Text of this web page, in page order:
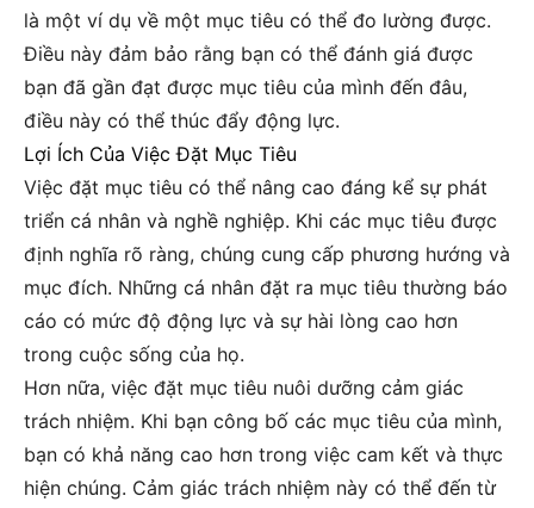
là một ví dụ về một mục tiêu có thể đo lường được.
Điều này đảm bảo rằng bạn có thể đánh giá được
bạn đã gần đạt được mục tiêu của mình đến đâu,
điều này có thể thúc đẩy động lực.
Lợi Ích Của Việc Đặt Mục Tiêu
Việc đặt mục tiêu có thể nâng cao đáng kể sự phát
triển cá nhân và nghề nghiệp. Khi các mục tiêu được
định nghĩa rõ ràng, chúng cung cấp phương hướng và
mục đích. Những cá nhân đặt ra mục tiêu thường báo
cáo có mức độ động lực và sự hài lòng cao hơn
trong cuộc sống của họ.
Hơn nữa, việc đặt mục tiêu nuôi dưỡng cảm giác
trách nhiệm. Khi bạn công bố các mục tiêu của mình,
bạn có khả năng cao hơn trong việc cam kết và thực
hiện chúng. Cảm giác trách nhiệm này có thể đến từ